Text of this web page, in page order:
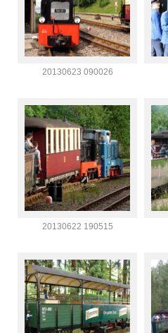
20130623 090026
20130622 190515